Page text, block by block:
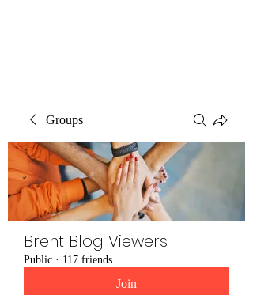
Groups
Brent Blog Viewers
Public · 117 friends
Join